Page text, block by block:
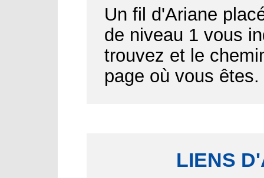
Un fil d'Ariane
de niveau 1 vous
trouvez et le
page où vous êtes.
LIENS